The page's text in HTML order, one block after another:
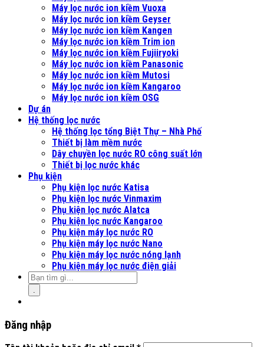
Máy lọc nước ion kiềm Vuoxa
Máy lọc nước ion kiềm Geyser
Máy lọc nước ion kiềm Kangen
Máy lọc nước ion kiềm Trim ion
Máy lọc nước ion kiềm Fujiiryoki
Máy lọc nước ion kiềm Panasonic
Máy lọc nước ion kiềm Mutosi
Máy lọc nước ion kiềm Kangaroo
Máy lọc nước ion kiềm OSG
Dự án
Hệ thống lọc nước
Hệ thống lọc tổng Biệt Thự – Nhà Phố
Thiết bị làm mềm nước
Dây chuyền lọc nước RO công suất lớn
Thiết bị lọc nước khác
Phụ kiện
Phụ kiện lọc nước Katisa
Phụ kiện lọc nước Vinmaxim
Phụ kiện lọc nước Alatca
Phụ kiện lọc nước Kangaroo
Phụ kiện máy lọc nước RO
Phụ kiện máy lọc nước Nano
Phụ kiện máy lọc nước nóng lạnh
Phụ kiện máy lọc nước điện giải
Đăng nhập